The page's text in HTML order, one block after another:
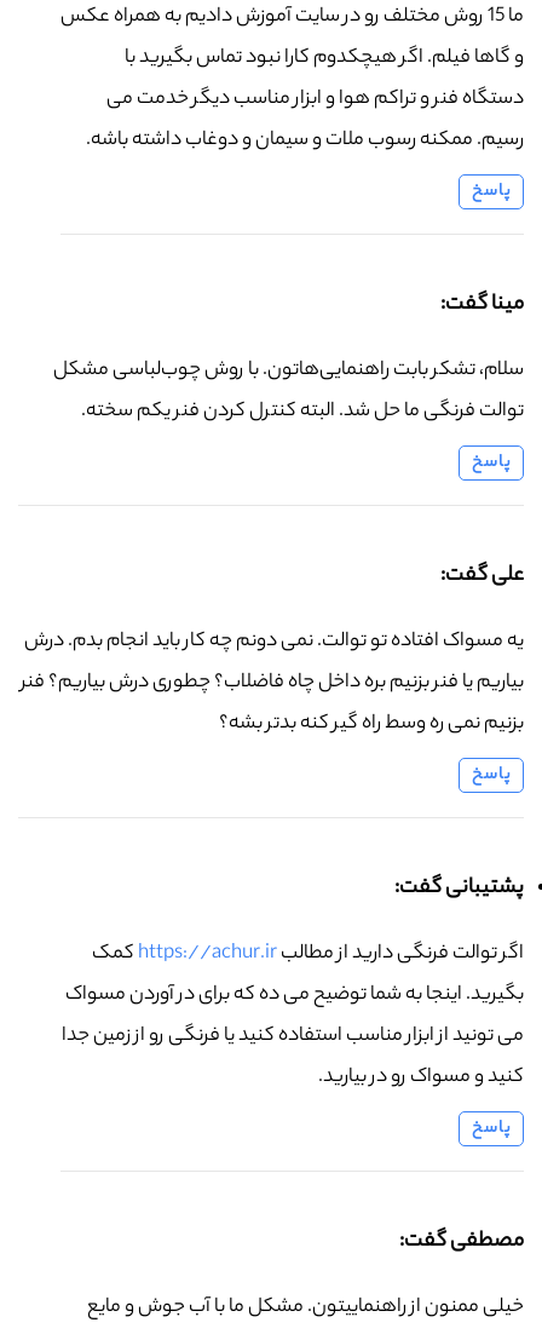
ما 15 روش مختلف رو در سایت آموزش دادیم به همراه عکس
و گاها فیلم. اگر هیچکدوم کارا نبود تماس بگیرید با
دستگاه فنر و تراکم هوا و ابزار مناسب دیگر خدمت می
رسیم. ممکنه رسوب ملات و سیمان و دوغاب داشته باشه.
پاسخ
مینا گفت:
سلام، تشکر بابت راهنمایی‌هاتون. با روش چوب‌لباسی مشکل
توالت فرنگی ما حل شد. البته کنترل کردن فنر یکم سخته.
پاسخ
علی گفت:
یه مسواک افتاده تو توالت. نمی دونم چه کار باید انجام بدم. درش
بیاریم یا فنر بزنیم بره داخل چاه فاضلاب؟ چطوری درش بیاریم؟ فنر
بزنیم نمی ره وسط راه گیر کنه بدتر بشه؟
پاسخ
پشتیبانی گفت:
اگر توالت فرنگی دارید از مطالبhttps://achur.irکمک
بگیرید. اینجا به شما توضیح می ده که برای در آوردن مسواک
می تونید از ابزار مناسب استفاده کنید یا فرنگی رو از زمین جدا
کنید و مسواک رو در بیارید.
پاسخ
مصطفی گفت:
خیلی ممنون از راهنماییتون. مشکل ما با آب جوش و مایع